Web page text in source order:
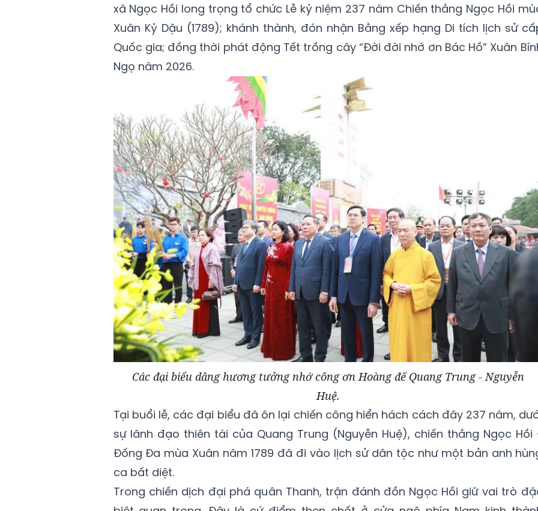
xã Ngọc Hồi long trọng tổ chức Lễ kỷ niệm 237 năm Chiến thắng Ngọc Hồi
Xuân Kỷ Dậu (1789); khánh thành, đón nhận Bằng xếp hạng Di tích lịch sử
Quốc gia; đồng thời phát động Tết trồng cây “Đời đời nhớ ơn Bác Hồ” Xuân
Ngọ năm 2026.
Các đại biểu dâng hương tưởng nhớ công ơn Hoàng đế Quang Trung - Nguyễn
Huệ.
Tại buổi lễ, các đại biểu đã ôn lại chiến công hiển hách cách đây 237 năm,
sự lãnh đạo thiên tài của Quang Trung (Nguyễn Huệ), chiến thắng Ngọc Hồi
Đống Đa mùa Xuân năm 1789 đã đi vào lịch sử dân tộc như một bản anh
ca bất diệt.
Trong chiến dịch đại phá quân Thanh, trận đánh đồn Ngọc Hồi giữ vai trò